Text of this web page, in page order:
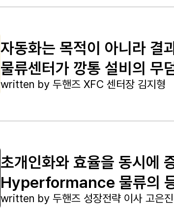
자동화는 목적이 아니라 결
물류센터가 깡통 설비의 무
written by 두핸즈 XFC 센터장 김지형
초개인화와 효율을 동시에
Hyperformance 물류의
written by 두핸즈 성장전략 이사 고은진